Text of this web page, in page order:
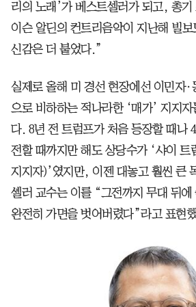
리의 노래’가 베스트셀러가 되고, 총기
이슨 알딘의 컨트리음악이 지난해 빌
신감은 더 붙었다.”
실제로 올해 미 경선 현장에선 이민자·
으로 비하하는 적나라한 ‘매가’ 지지
다. 8년 전 트럼프가 처음 등장할 때나
전할 때까지만 해도 상당수가 ‘샤이 트
지지자)’였지만, 이젠 대놓고 훨씬 큰
셸러 교수는 이를 “그전까지 무대 뒤에
완전히 가면을 벗어버렸다”라고 표현